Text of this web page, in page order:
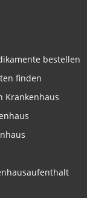
bestellen
finden
Krankenhaus